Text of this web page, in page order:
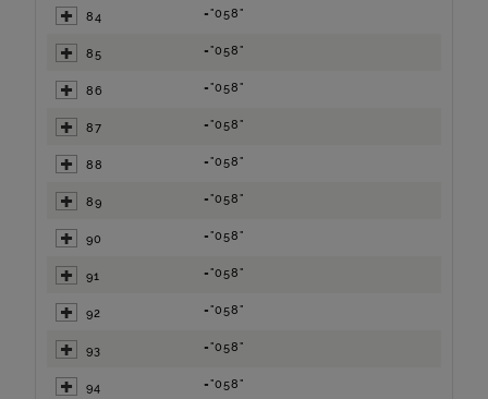
84 ="058"
85 ="058"
86 ="058"
87 ="058"
88 ="058"
89 ="058"
90 ="058"
91 ="058"
92 ="058"
93 ="058"
94 ="058"